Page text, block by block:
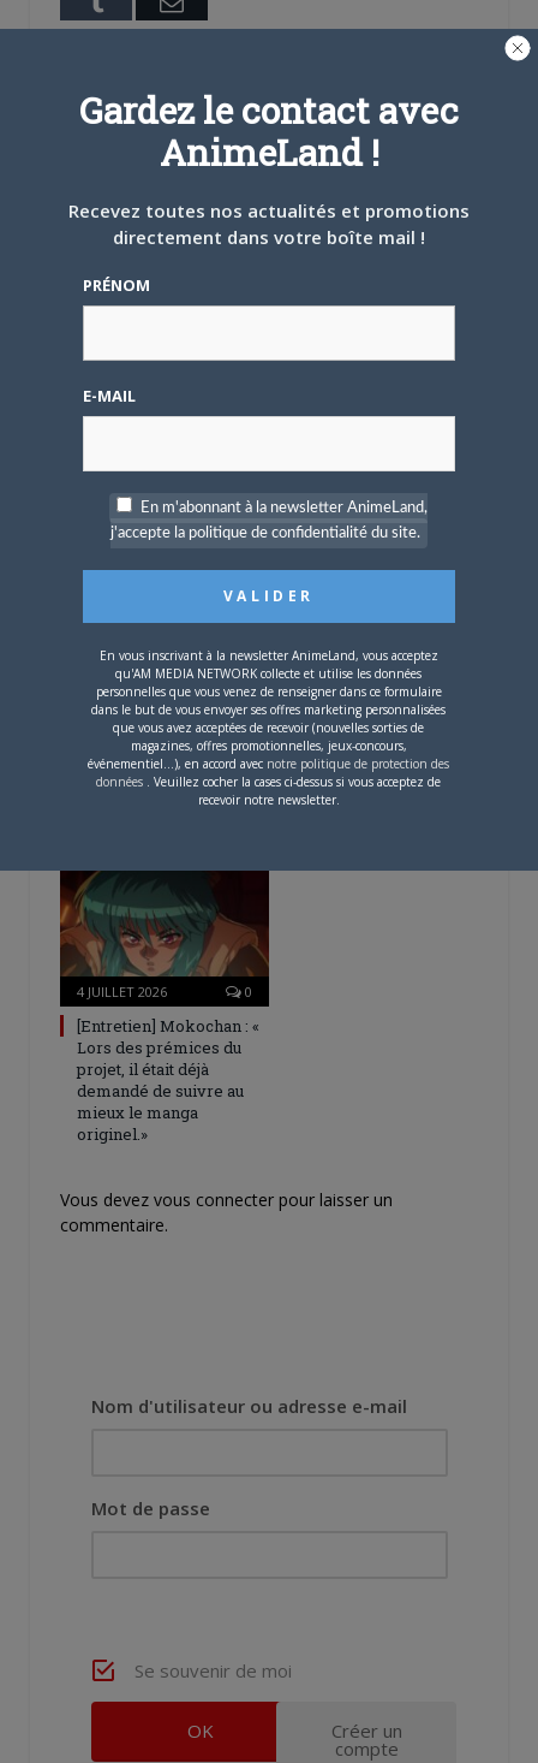
BRUNO DE LA CRUZ
un rêve. Il ne me reste plus qu'à
rencontrer Hiroaki Samura et je pourrai
5 AOÛT 2026 0
L’AnimeLand Hors-Série
– Spécial Posters est
4 AOÛT 2026 0
Une nouvelle série TV
Digimon en préparation
4 JUILLET 2026 0
[Entretien] Mokochan : «
Lors des prémices du
projet, il était déjà
demandé de suivre au
mieux le manga
originel.»
Vous devez vous connecter pour laisser un
commentaire.
Nom d'utilisateur ou adresse e-mail
Mot de passe
Se souvenir de moi
Créer un
compte
Gardez le contact avec
AnimeLand !
Recevez toutes nos actualités et promotions
directement dans votre boîte mail !
PRÉNOM
E-MAIL
En m'abonnant à la newsletter AnimeLand,
j'accepte la politique de confidentialité du site.
En vous inscrivant à la newsletter AnimeLand, vous acceptez
qu'AM MEDIA NETWORK collecte et utilise les données
personnelles que vous venez de renseigner dans ce formulaire
dans le but de vous envoyer ses offres marketing personnalisées
que vous avez acceptées de recevoir (nouvelles sorties de
magazines, offres promotionnelles, jeux-concours,
événementiel...), en accord avec notre politique de protection des
données . Veuillez cocher la cases ci-dessus si vous acceptez de
recevoir notre newsletter.